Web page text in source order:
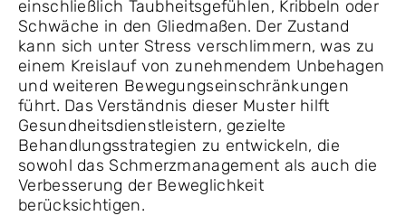
einschließlich Taubheitsgefühlen, Kribbeln oder
Schwäche in den Gliedmaßen. Der Zustand
kann sich unter Stress verschlimmern, was zu
einem Kreislauf von zunehmendem Unbehagen
und weiteren Bewegungseinschränkungen
führt. Das Verständnis dieser Muster hilft
Gesundheitsdienstleistern, gezielte
Behandlungsstrategien zu entwickeln, die
sowohl das Schmerzmanagement als auch die
Verbesserung der Beweglichkeit
berücksichtigen.